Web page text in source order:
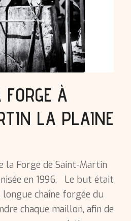
À
LA PLAINE
la Forge de Saint-Martin
en 1996. Le but était
chaîne forgée du
chaque maillon, afin de